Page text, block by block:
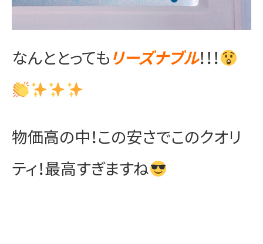
なんととってもリーズナブル！！！
物価高の中！この安さでこのクオリ
ティ！最高すぎますね